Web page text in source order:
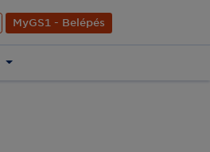
Rólunk
EN
MyGS1 - Belépés